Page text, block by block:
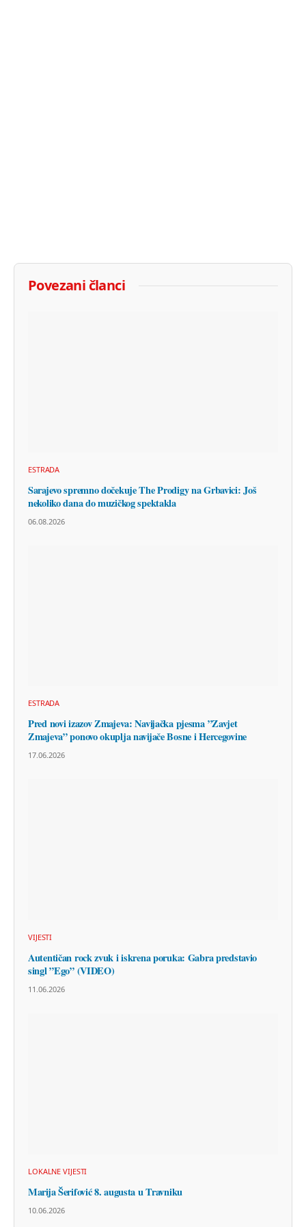
Povezani članci
ESTRADA
Sarajevo spremno dočekuje The Prodigy na Grbavici: Još
nekoliko dana do muzičkog spektakla
06.08.2026
ESTRADA
Pred novi izazov Zmajeva: Navijačka pjesma ”Zavjet
Zmajeva” ponovo okuplja navijače Bosne i Hercegovine
17.06.2026
VIJESTI
Autentičan rock zvuk i iskrena poruka: Gabra predstavio
singl ”Ego” (VIDEO)
11.06.2026
LOKALNE VIJESTI
Marija Šerifović 8. augusta u Travniku
10.06.2026